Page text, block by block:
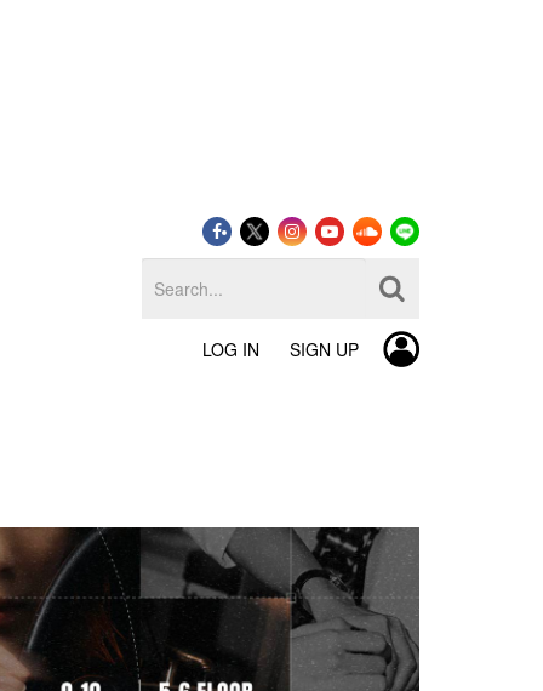
LOG IN SIGN UP